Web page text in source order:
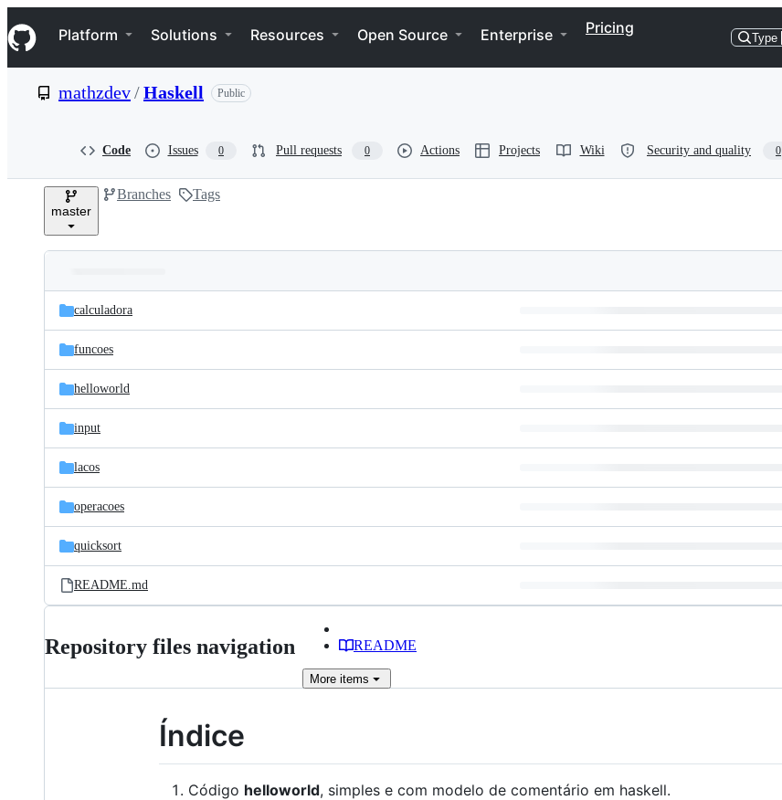
k
i
p
e
Navigation Menu
Platform Solutions Resources Open Source Enterprise Pricing
Type
mathzdev/Haskell Public
Code Issues 0 Pull requests 0 Actions Projects Wiki Security and quality 0
master
Branches Tags
and
files
Latest
commit
calculadora
funcoes
helloworld
input
lacos
operacoes
quicksort
README.md
Repository files navigation README
More items
Índice
Código helloworld, simples e com modelo de comentário em haskell.